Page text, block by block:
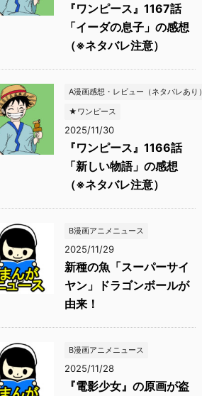
『ワンピース』1167話
「イーダの息子」の感想
（※ネタバレ注意）
A漫画感想・レビュー（ネタバレあり）
★ワンピース
2025/11/30
『ワンピース』1166話
「新しい物語」の感想
（※ネタバレ注意）
B漫画アニメニュース
2025/11/29
新種の魚「スーパーサイ
ヤン」ドラゴンボールが
由来！
B漫画アニメニュース
2025/11/28
『電影少女』の原画が盗